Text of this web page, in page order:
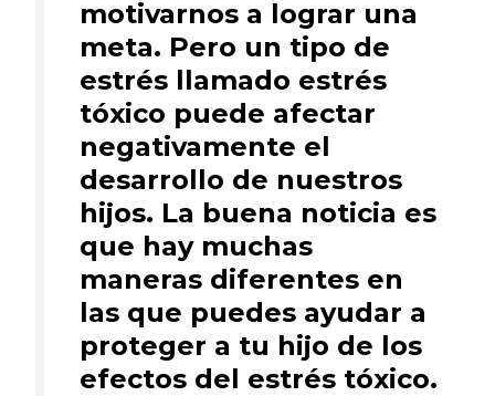
motivarnos a lograr una
meta. Pero un tipo de
estrés llamado estrés
tóxico puede afectar
negativamente el
desarrollo de nuestros
hijos. La buena noticia es
que hay muchas
maneras diferentes en
las que puedes ayudar a
proteger a tu hijo de los
efectos del estrés tóxico.